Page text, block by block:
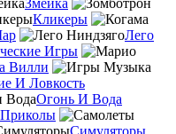
Кликеры
Лего
Игры
Вилли
И Ловкость
Огонь И Вода
Приколы
Симуляторы